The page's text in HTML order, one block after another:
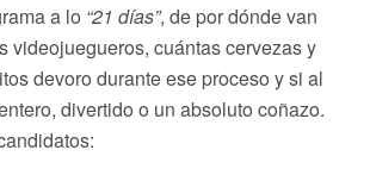
a lo “21 días”, de por dónde van
videojuegueros, cuántas cervezas y
devoro durante ese proceso y si al
divertido o un absoluto coñazo.